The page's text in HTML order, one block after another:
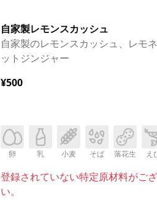
自家製レモンスカッシュ
自家製のレモンスカッシュ、レモ
ットジンジャー
¥500
卵 乳 小麦 そば 落花生 え
登録されていない特定原材料がご
い。